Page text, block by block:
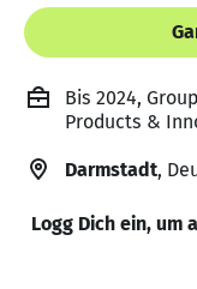
Bis 2024,
Products &
Darmstadt,
Logg Dich ein, um